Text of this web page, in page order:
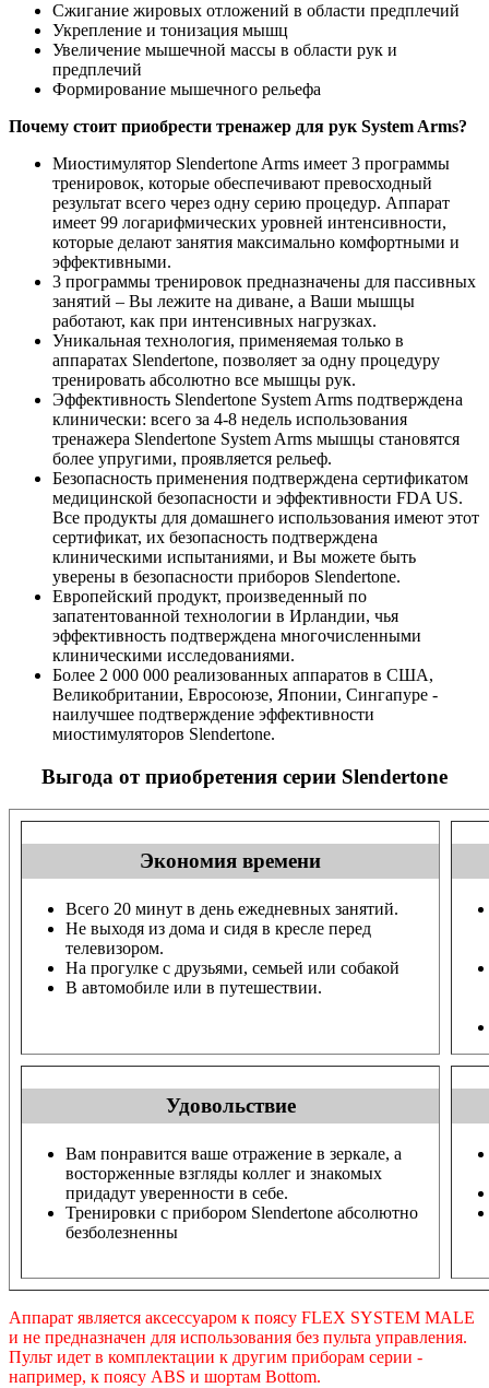
Сжигание жировых отложений в области предплечий
Укрепление и тонизация мышц
Увеличение мышечной массы в области рук и
предплечий
Формирование мышечного рельефа
Почему стоит приобрести тренажер для рук System Arms?
Миостимулятор Slendertone Arms имеет 3 программы
тренировок, которые обеспечивают превосходный
результат всего через одну серию процедур. Аппарат
имеет 99 логарифмических уровней интенсивности,
которые делают занятия максимально комфортными и
эффективными.
3 программы тренировок предназначены для пассивных
занятий – Вы лежите на диване, а Ваши мышцы
работают, как при интенсивных нагрузках.
Уникальная технология, применяемая только в
аппаратах Slendertone, позволяет за одну процедуру
тренировать абсолютно все мышцы рук.
Эффективность Slendertone System Arms подтверждена
клинически: всего за 4-8 недель использования
тренажера Slendertone System Arms мышцы становятся
более упругими, проявляется рельеф.
Безопасность применения подтверждена сертификатом
медицинской безопасности и эффективности FDA US.
Все продукты для домашнего использования имеют этот
сертификат, их безопасность подтверждена
клиническими испытаниями, и Вы можете быть
уверены в безопасности приборов Slendertone.
Европейский продукт, произведенный по
запатентованной технологии в Ирландии, чья
эффективность подтверждена многочисленными
клиническими исследованиями.
Более 2 000 000 реализованных аппаратов в США,
Великобритании, Евросоюзе, Японии, Сингапуре -
наилучшее подтверждение эффективности
миостимуляторов Slendertone.
Выгода от приобретения серии Slendertone
Экономия времени
Всего 20 минут в день ежедневных занятий.
Не выходя из дома и сидя в кресле перед
телевизором.
На прогулке с друзьями, семьей или собакой
В автомобиле или в путешествии.
Удовольствие
Вам понравится ваше отражение в зеркале, а
восторженные взгляды коллег и знакомых
придадут уверенности в себе.
Тренировки с прибором Slendertone абсолютно
безболезненны
Аппарат является аксессуаром к поясу FLEX SYSTEM MALE
и не предназначен для использования без пульта управления.
Пульт идет в комплектации к другим приборам серии -
например, к поясу ABS и шортам Bottom.